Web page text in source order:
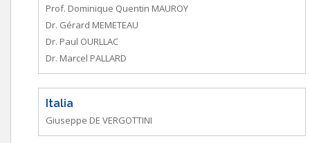
Prof. Dominique Quentin MAUROY
Dr. Gérard MEMETEAU
Dr. Paul OURLLAC
Dr. Marcel PALLARD
Italia
Giuseppe DE VERGOTTINI